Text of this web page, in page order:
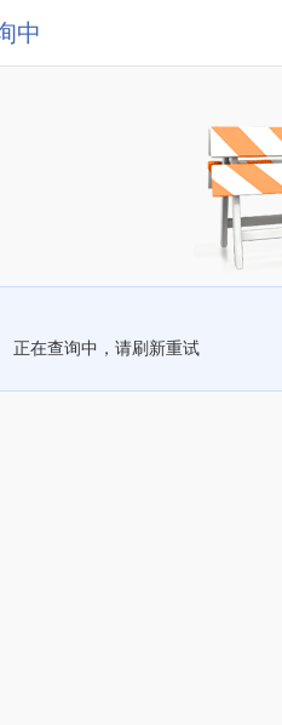
中
正在查询中，请刷新重试